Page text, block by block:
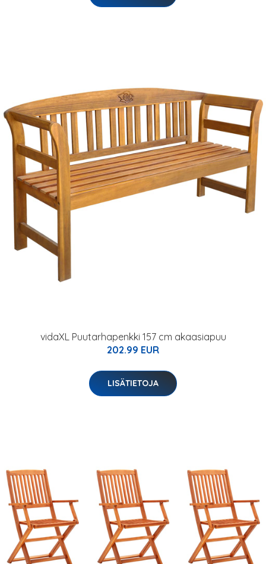
vidaXL Puutarhapenkki 157 cm akaasiapuu
202.99 EUR
LISÄTIETOJA